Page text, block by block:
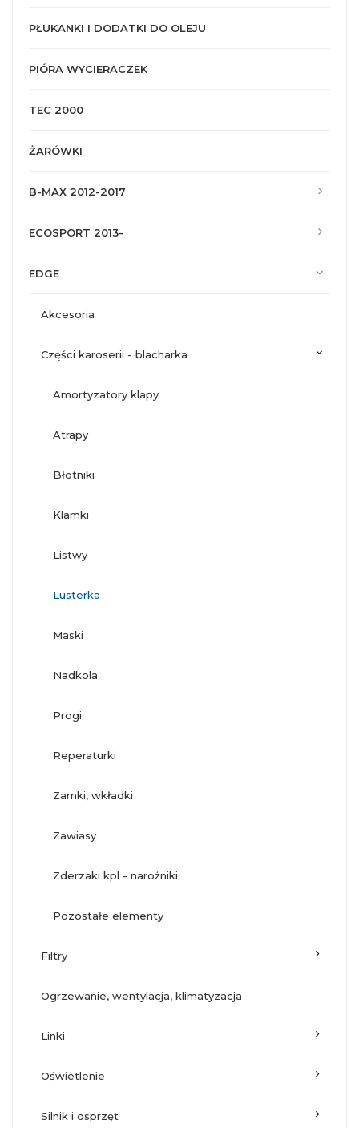
PŁUKANKI I DODATKI DO OLEJU
PIÓRA WYCIERACZEK
TEC 2000
ŻARÓWKI
B-MAX 2012-2017
ECOSPORT 2013-
EDGE
akcesoria
części karoserii - blacharka
amortyzatory klapy
atrapy
błotniki
klamki
listwy
lusterka
maski
nadkola
progi
reperaturki
zamki, wkładki
zawiasy
zderzaki kpl - narożniki
pozostałe elementy
filtry
ogrzewanie, wentylacja, klimatyzacja
linki
oświetlenie
silnik i osprzęt